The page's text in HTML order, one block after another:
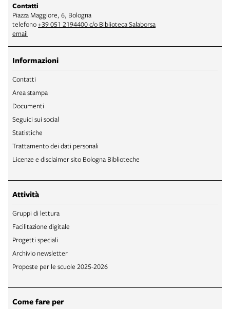
Contatti
Piazza Maggiore, 6, Bologna
telefono+39 051 2194400 c/o Biblioteca Salaborsa
email
Informazioni
Contatti
Area stampa
Documenti
Seguici sui social
Statistiche
Trattamento dei dati personali
Licenze e disclaimer sito Bologna Biblioteche
Attività
Gruppi di lettura
Facilitazione digitale
Progetti speciali
Archivio newsletter
Proposte per le scuole 2025-2026
Come fare per